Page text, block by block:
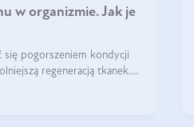
w organizmie. Jak je
pogorszeniem kondycji
regeneracją tkanek.
oraz osłabienie włosów.